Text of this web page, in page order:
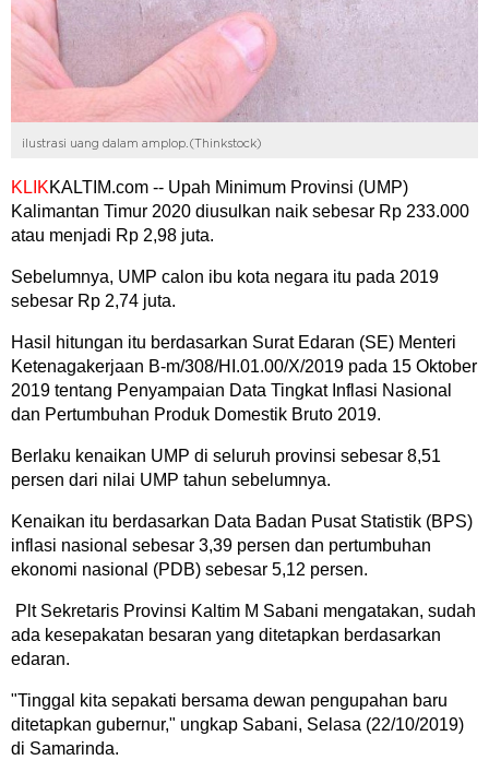
ilustrasi uang dalam amplop.(Thinkstock)
KLIKKALTIM.com -- Upah Minimum Provinsi (UMP)
Kalimantan Timur 2020 diusulkan naik sebesar Rp 233.000
atau menjadi Rp 2,98 juta.
Sebelumnya, UMP calon ibu kota negara itu pada 2019
sebesar Rp 2,74 juta.
Hasil hitungan itu berdasarkan Surat Edaran (SE) Menteri
Ketenagakerjaan B-m/308/HI.01.00/X/2019 pada 15 Oktober
2019 tentang Penyampaian Data Tingkat Inflasi Nasional
dan Pertumbuhan Produk Domestik Bruto 2019.
Berlaku kenaikan UMP di seluruh provinsi sebesar 8,51
persen dari nilai UMP tahun sebelumnya.
Kenaikan itu berdasarkan Data Badan Pusat Statistik (BPS)
inflasi nasional sebesar 3,39 persen dan pertumbuhan
ekonomi nasional (PDB) sebesar 5,12 persen.
Plt Sekretaris Provinsi Kaltim M Sabani mengatakan, sudah
ada kesepakatan besaran yang ditetapkan berdasarkan
edaran.
"Tinggal kita sepakati bersama dewan pengupahan baru
ditetapkan gubernur," ungkap Sabani, Selasa (22/10/2019)
di Samarinda.